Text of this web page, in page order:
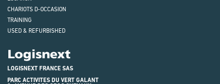
CHARIOTS D-OCCASION
TRAINING
USED & REFURBISHED
LOGISNEXT FRANCE SAS
PARC ACTIVITES DU VERT GALANT